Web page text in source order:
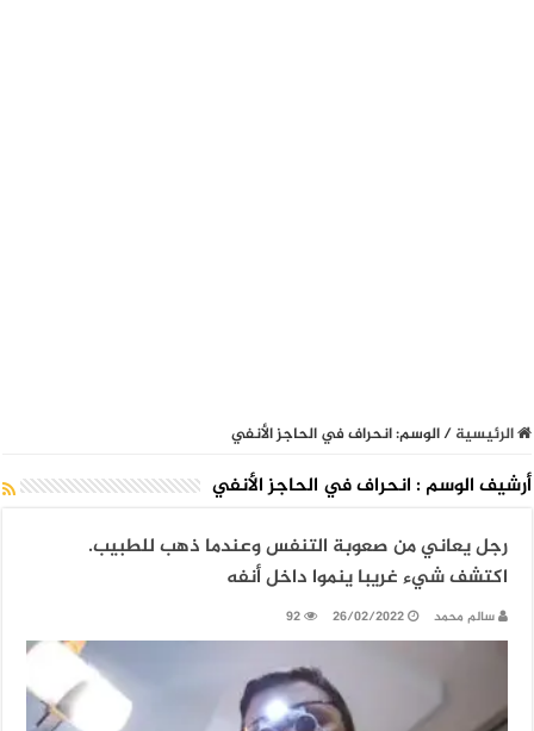
الرئيسية/الوسم:انحراف في الحاجز الأنفي
أرشيف الوسم : انحراف في الحاجز الأنفي
رجل يعاني من صعوبة التنفس وعندما ذهب للطبيب.
اكتشف شيء غريبا ينموا داخل أنفه
سالم محمد 26/02/2022
92